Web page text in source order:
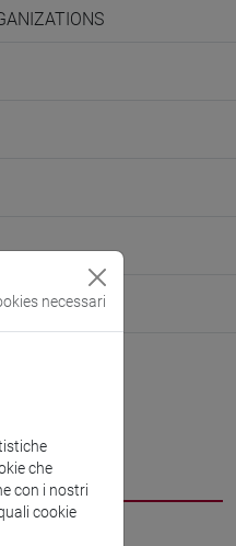
necessari
che
con i nostri
cookie